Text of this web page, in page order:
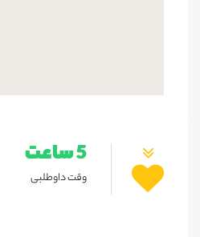
5 ساعت
وقت داوطلبی